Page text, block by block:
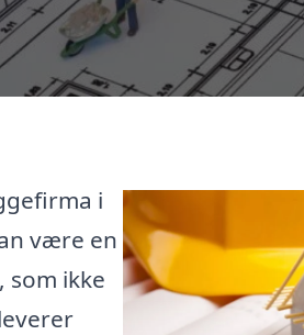
i
være en
ikke